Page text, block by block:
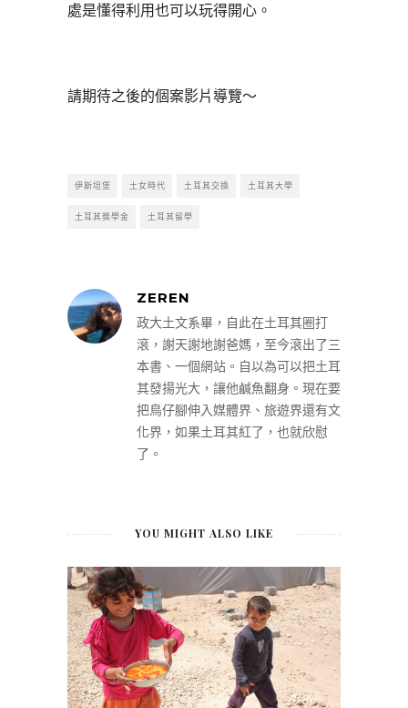
處是懂得利用也可以玩得開心。
請期待之後的個案影片導覽～
伊斯坦堡 土女時代 土耳其交換 土耳其大學
土耳其獎學金 土耳其留學
ZEREN
政大土文系畢，自此在土耳其圈打
滾，謝天謝地謝爸媽，至今滾出了三
本書、一個網站。自以為可以把土耳
其發揚光大，讓他鹹魚翻身。現在要
把鳥仔腳伸入媒體界、旅遊界還有文
化界，如果土耳其紅了，也就欣慰
了。
YOU MIGHT ALSO LIKE